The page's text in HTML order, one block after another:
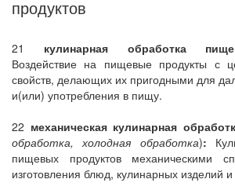
продуктов
21 кулинарная обработка
Воздействие на пищевые продукты с
свойств, делающих их пригодными для
и(или) употребления в пищу.
22 механическая кулинарная
обработка, холодная обработка):
пищевых продуктов механическими
изготовления блюд, кулинарных изделий